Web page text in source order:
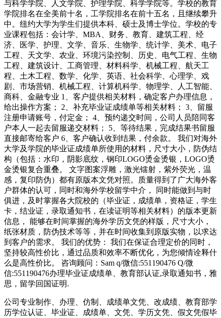
与科学学院、人文学院、护理学院、科学学院等。学校的教育
学院排名在全美前十名，工学院排名在前十五名，且继续攀升
中。纽约大学为学生们提供本科、硕士及博士学位。学校的专
业课程包括：会计学、MBA、财务、教育、建筑工程、经
济、医学、护理、文学、音乐、生物学、统计学、美术、电子
工程、天文学、农业、环境污染控制、历史、电气工程、生物
工程、建筑设计、工商管理、材料科学、机械工程、航天工
程、土木工程、数学、化学、英语、社会科学、心理学、戏
剧、市场营销、机械工程、计算机科学、物理学、人工智能、
商科、金融专业 1、客户提供相关材料，确定客户办理信息，
给出操作方案； 2、补充毕业证成绩单等相关材料； 3、留服
注册申请账号，付定金； 4、预约递交时间，公司人员陪同客
户本人一起去留服递交材料； 5、等待结果，完成结果书留服
直接邮寄给客户 6、客户确认收到结果，付余款。 我们对海外
大学及学院的毕业证成绩单所使用的材料，尺寸大小，防伪结
构（包括：水印，阴影底纹，钢印LOGO烫金烫银，LOGO烫
金烫银复合重叠。 文字图案浮雕，激光镭射，紫外荧光，温
感，复印防伪）都有原版本文凭对照。质量得到了广大海外客
户群体的认可，同时和海外学校留学中介， 同时能做到与时
俱进，及时掌握各大院校的（毕业证，成绩单，资格证，学生
卡，结业证，录取通知书，在读证明等相关材料）的版本更新
信息， 能够在时间掌握的海外学历文凭的样版，尺寸大小，
纸张材质，防伪技术等等，并在时间收集到原版实物，以求达
到客户的需求。 我们的优势： 我们在保证合理定价的同时，
坚持较高性价比，通过品质和效率不断优化，为您倾情诠释什
么是高性价比。 咨询顾问：Sam q/微信:551190476 Q/微
信:551190476办理毕业证成绩单、教育部认证,录取通知书，雅
思，留学回国证明.
公司专业制作、办理、仿制、成绩单文凭、改成绩、教育部学
历学位认证、毕业证、成绩单、文凭、学历文凭、假文凭假毕